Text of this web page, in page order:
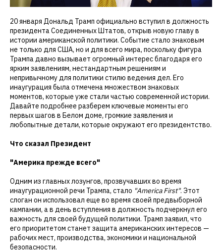
20 января Дональд Трамп официально вступил в должность
президента Соединенных Штатов, открыв новую главу в
истории американской политики. Событие стало знаковым
не только для США, но и для всего мира, поскольку фигура
Трампа давно вызывает огромный интерес благодаря его
ярким заявлениям, нестандартным решениям и
непривычному для политики стилю ведения дел. Его
инаугурация была отмечена множеством знаковых
моментов, которые уже стали частью современной истории.
Давайте подробнее разберем ключевые моменты его
первых шагов в Белом доме, громкие заявления и
любопытные детали, которые окружают его президентство.
Что сказал Президент
"Америка прежде всего"
Одним из главных лозунгов, прозвучавших во время
инаугурационной речи Трампа, стало "America First". Этот
слоган он использовал еще во время своей предвыборной
кампании, а в день вступления в должность подчеркнул его
важность для своей будущей политики. Трамп заявил, что
его приоритетом станет защита американских интересов —
рабочих мест, производства, экономики и национальной
безопасности.